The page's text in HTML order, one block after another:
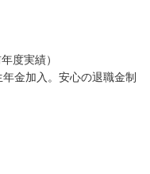
度実績）
金加入。安心の退職金制